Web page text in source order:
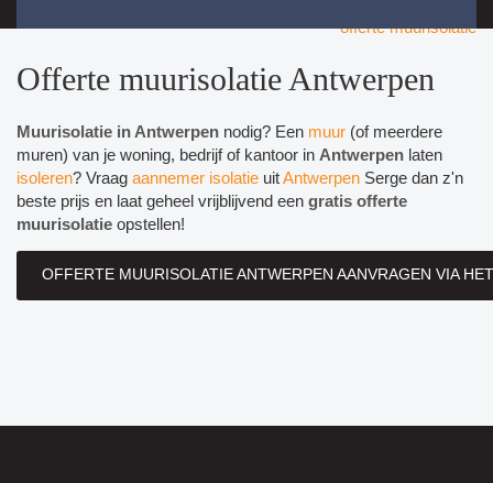
offerte muurisolatie
Offerte muurisolatie Antwerpen
Muurisolatie in Antwerpen nodig? Een muur (of meerdere
muren) van je woning, bedrijf of kantoor in Antwerpen laten
isoleren? Vraag aannemer isolatie uitAntwerpen Serge dan z'n
beste prijs en laat geheel vrijblijvend een gratis offerte
muurisolatie opstellen!
OFFERTE MUURISOLATIE ANTWERPEN AANVRAGEN VIA